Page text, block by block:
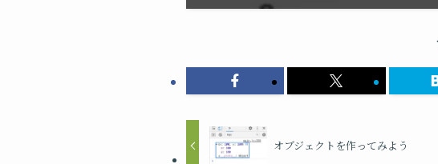
オブジェクトを作ってみよう